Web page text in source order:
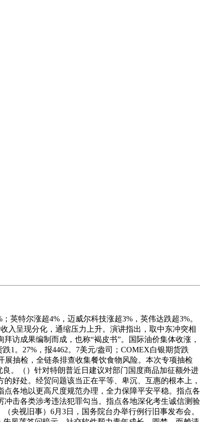
特尔涨超4%，迈威尔科技涨超3%，英伟达跌超3%。
入呈现分化，通缩压力上升。演讲指出，取中东冲突相
访成果编制而成，也称“褐皮书”。国际油价集体收涨，
1。27%，报4462。7美元/盎司；COMEX白银期货跌
展抽检，全链条排查收集餐饮食物风险。本次专项抽检
。（）针对特朗普近日建议对部门国度商品加征额外进
好处。经贸问题该当正在平等、卑沉、互惠的根本上，
各地以更高尺度规范办理，全力保障平安平稳。指点各
击各类涉考违法犯罪勾当。指点各地深化考生诚信测验
央视旧事）6月3日，国务院台办举行例行旧事发布会。